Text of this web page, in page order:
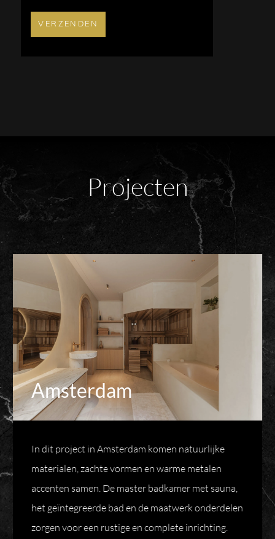
VERZENDEN
Projecten
Amsterdam
In dit project in Amsterdam komen natuurlijke
materialen, zachte vormen en warme metalen
accenten samen. De master badkamer met sauna,
het geïntegreerde bad en de maatwerk onderdelen
zorgen voor een rustige en complete inrichting.